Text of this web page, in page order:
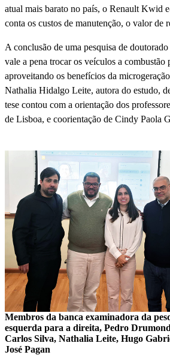
atual mais barato no país, o Renault Kwid
conta os custos de manutenção, o valor de
A conclusão de uma pesquisa de
vale a pena trocar os veículos a
aproveitando os benefícios da
Nathalia Hidalgo Leite, autora do estudo,
tese contou com a orientação dos
de Lisboa, e coorientação de Cindy Paola
Membros da banca examinadora da
esquerda para a direita, Pedro
Carlos Silva, Nathalia Leite, Hugo
José Pagan